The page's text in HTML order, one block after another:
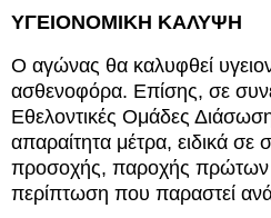
ΥΓΕΙΟΝΟΜΙΚΗ ΚΑΛΥΨΗ
Ο αγώνας θα καλυφθεί
ασθενοφόρα. Επίσης, σε
Εθελοντικές Ομάδες
απαραίτητα μέτρα, ειδικά σε
προσοχής, παροχής πρώτων
περίπτωση που παραστεί